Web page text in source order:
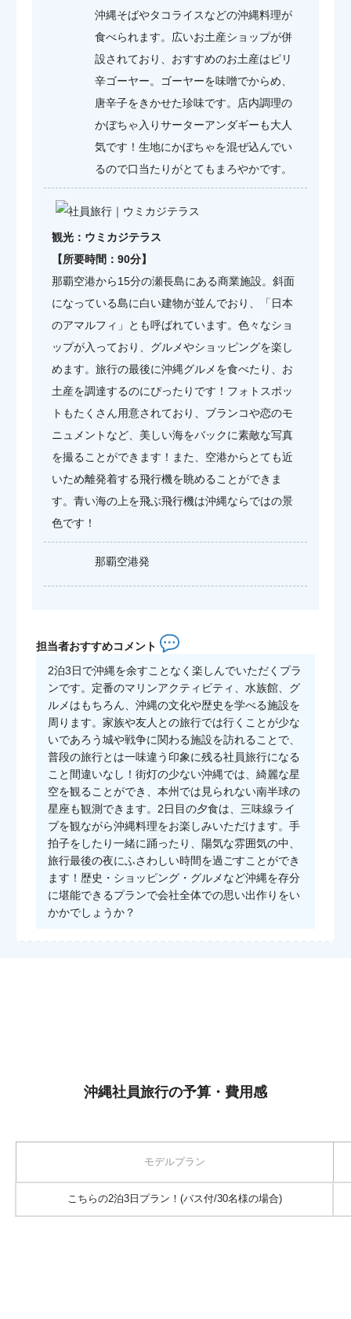
沖縄そばやタコライスなどの沖縄料理が
食べられます。広いお土産ショップが併
設されており、おすすめのお土産はピリ
辛ゴーヤー。ゴーヤーを味噌でからめ、
唐辛子をきかせた珍味です。店内調理の
かぼちゃ入りサーターアンダギーも大人
気です！生地にかぼちゃを混ぜ込んでい
るので口当たりがとてもまろやかです。
観光：ウミカジテラス
【所要時間：90分】
那覇空港から15分の瀬長島にある商業施設。斜面
になっている島に白い建物が並んでおり、「日本
のアマルフィ」とも呼ばれています。色々なショ
ップが入っており、グルメやショッピングを楽し
めます。旅行の最後に沖縄グルメを食べたり、お
土産を調達するのにぴったりです！フォトスポッ
トもたくさん用意されており、ブランコや恋のモ
ニュメントなど、美しい海をバックに素敵な写真
を撮ることができます！また、空港からとても近
いため離発着する飛行機を眺めることができま
す。青い海の上を飛ぶ飛行機は沖縄ならではの景
色です！
那覇空港発
担当者おすすめコメント
2泊3日で沖縄を余すことなく楽しんでいただくプラ
ンです。定番のマリンアクティビティ、水族館、グ
ルメはもちろん、沖縄の文化や歴史を学べる施設を
周ります。家族や友人との旅行では行くことが少な
いであろう城や戦争に関わる施設を訪れることで、
普段の旅行とは一味違う印象に残る社員旅行になる
こと間違いなし！街灯の少ない沖縄では、綺麗な星
空を観ることができ、本州では見られない南半球の
星座も観測できます。2日目の夕食は、三味線ライ
ブを観ながら沖縄料理をお楽しみいただけます。手
拍子をしたり一緒に踊ったり、陽気な雰囲気の中、
旅行最後の夜にふさわしい時間を過ごすことができ
ます！歴史・ショッピング・グルメなど沖縄を存分
に堪能できるプランで会社全体での思い出作りをい
かかでしょうか？
沖縄社員旅行の予算・費用感
モデルプラン
こちらの2泊3日プラン！(バス付/30名様の場合)